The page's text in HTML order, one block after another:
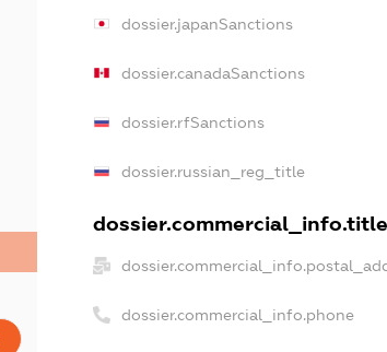
dossier.japanSanctions
dossier.canadaSanctions
dossier.rfSanctions
dossier.russian_reg_title
dossier.commercial_info.title
dossier.commercial_info.phone